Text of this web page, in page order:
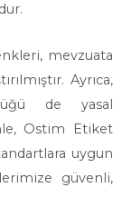
mevzuata
Ayrıca,
de yasal
Ostim Etiket
uygun
güvenli,